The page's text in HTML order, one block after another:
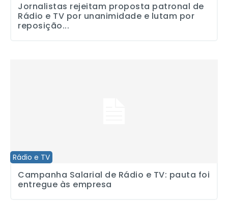
Jornalistas rejeitam proposta patronal de
Rádio e TV por unanimidade e lutam por
reposição...
Rádio e TV
Campanha Salarial de Rádio e TV: pauta foi
entregue às empresa